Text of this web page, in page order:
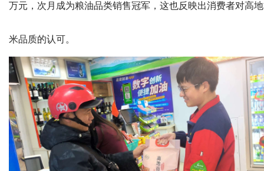
万元，次月成为粮油品类销售冠军，这也反映出消费者对高
米品质的认可。